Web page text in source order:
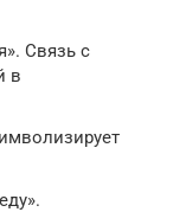
Связь с
в